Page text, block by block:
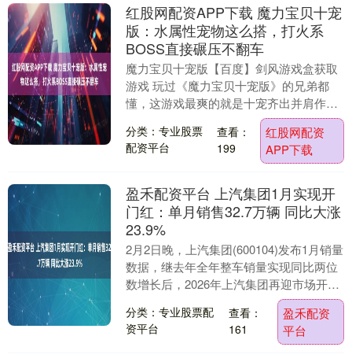
红股网配资APP下载 魔力宝贝十宠
版：水属性宠物这么搭，打火系
BOSS直接碾压不翻车
魔力宝贝十宠版【百度】剑风游戏盒获取
游戏 玩过《魔力宝贝十宠版》的兄弟都
懂，这游戏最爽的就是十宠齐出并肩作
战，不管是刷副本还是硬刚BOSS，宠物
搭配对了，能少走....
分类：专业股票
配资平台
查看：
199
红股网配资
APP下载
盈禾配资平台 上汽集团1月实现开
门红：单月销售32.7万辆 同比大涨
23.9%
2月2日晚，上汽集团(600104)发布1月销量
数据，继去年全年整车销量实现同比两位
数增长后，2026年上汽集团再迎市场开门
红：1月实现整车批售32.7万辆，同....
分类：专业股票配
资平台
查看：
161
盈禾配资
平台